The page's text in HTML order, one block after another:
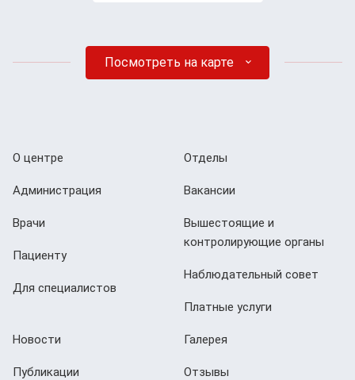
Посмотреть на карте
О центре
Администрация
Врачи
Пациенту
Для специалистов
Отделы
Вакансии
Вышестоящие и
контролирующие органы
Наблюдательный совет
Платные услуги
Новости
Публикации
Галерея
Отзывы